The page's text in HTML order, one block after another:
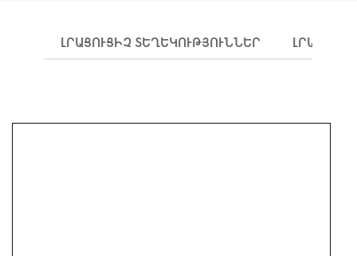
ԼՐԱՑՈՒՑԻՉ ՏԵՂԵԿՈՒԹՅՈՒՆՆԵՐ